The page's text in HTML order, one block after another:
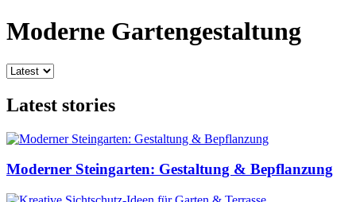
Moderne Gartengestaltung
Latest stories
Moderner Steingarten: Gestaltung & Bepflanzung